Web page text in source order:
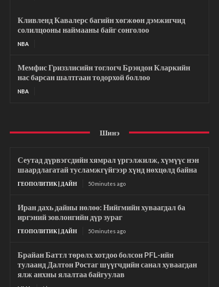
Кливленд Кавалерс багийн хөгжөөн дэмжигчид
солилцооны наймааны байг сонголоо
NBA
Мемфис Гриззлисийн тоглогч Брэндон Кларкийн
нас барсан шалтгаан тодорхой боллоо
NBA
Шинэ
Сеутад дүрвэгсдийн хямрал үргэлжилж, хүмүүс нэн
шаардлагатай тусламжгүйгээр хүнд нөхцөлд байна
ГЕОПОЛИТИК | ДАЙН 50 minutes ago
Иран дахь дайны нөлөө: Нийгмийн хуваагдал ба
иргэний зовлонгийн дүр зураг
ГЕОПОЛИТИК | ДАЙН 50 minutes ago
Брайан Баттл төрөлх хотдоо болсон PFL-ийн
тулаанд Далтон Ростаг шүүгчдийн санал хуваагдан
ялж анхны ялалтаа байгуулав